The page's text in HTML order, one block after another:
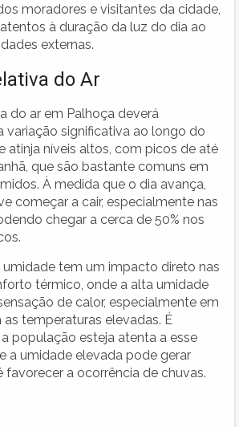
moradores e visitantes da cidade,
à duração da luz do dia ao
externas.
do Ar
do ar em Palhoça deverá
variação significativa ao longo do
atinja níveis altos, com picos de até
que são bastante comuns em
À medida que o dia avança,
começar a cair, especialmente nas
chegar a cerca de 50% nos
umidade tem um impacto direto nas
térmico, onde a alta umidade
de calor, especialmente em
temperaturas elevadas. É
população esteja atenta a esse
a umidade elevada pode gerar
a ocorrência de chuvas.